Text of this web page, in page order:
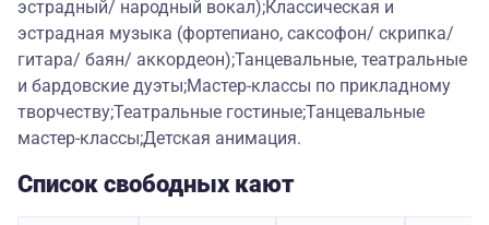
эстрадный/ народный вокал);Классическая и
эстрадная музыка (фортепиано, саксофон/ скрипка/
гитара/ баян/ аккордеон);Танцевальные, театральные
и бардовские дуэты;Мастер-классы по прикладному
творчеству;Театральные гостиные;Танцевальные
мастер-классы;Детская анимация.
Список свободных кают